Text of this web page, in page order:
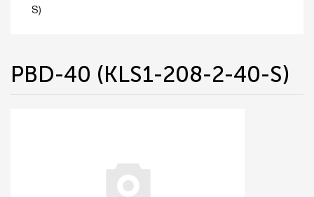
S)
PBD-40 (KLS1-208-2-40-S)